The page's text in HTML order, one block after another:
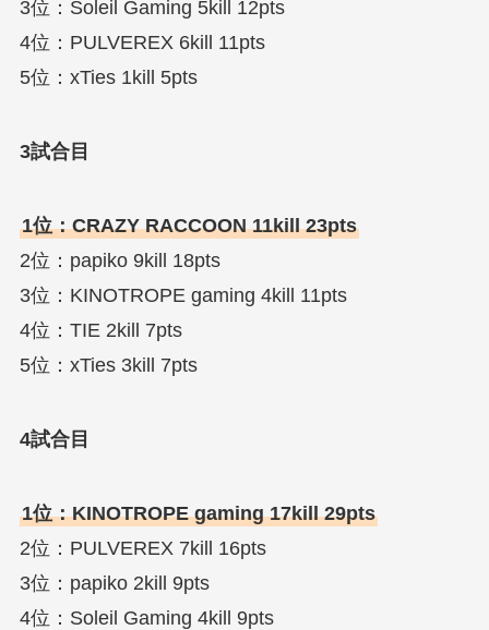
3位：Soleil Gaming 5kill 12pts
4位：PULVEREX 6kill 11pts
5位：xTies 1kill 5pts
3試合目
1位：CRAZY RACCOON 11kill 23pts
2位：papiko 9kill 18pts
3位：KINOTROPE gaming 4kill 11pts
4位：TIE 2kill 7pts
5位：xTies 3kill 7pts
4試合目
1位：KINOTROPE gaming 17kill 29pts
2位：PULVEREX 7kill 16pts
3位：papiko 2kill 9pts
4位：Soleil Gaming 4kill 9pts